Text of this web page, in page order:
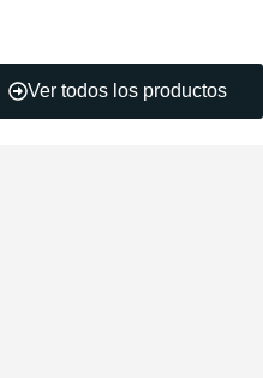
Ver todos los productos